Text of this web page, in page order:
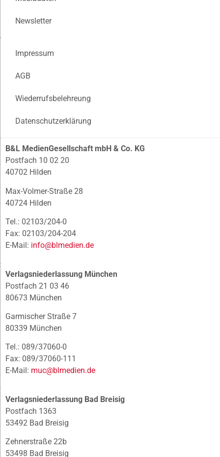
Newsletter
Impressum
AGB
Wiederrufsbelehreung
Datenschutzerklärung
B&L MedienGesellschaft mbH & Co. KG
Postfach 10 02 20
40702 Hilden
Max-Volmer-Straße 28
40724 Hilden
Tel.: 02103/204-0
Fax: 02103/204-204
E-Mail: info@blmedien.de
Verlagsniederlassung München
Postfach 21 03 46
80673 München
Garmischer Straße 7
80339 München
Tel.: 089/37060-0
Fax: 089/37060-111
E-Mail: muc@blmedien.de
Verlagsniederlassung Bad Breisig
Postfach 1363
53492 Bad Breisig
Zehnerstraße 22b
53498 Bad Breisig